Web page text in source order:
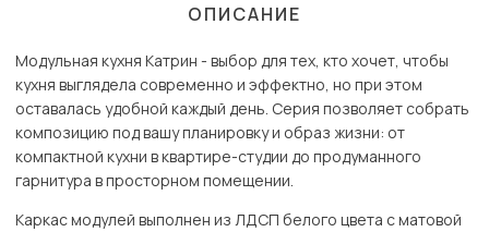
ОПИСАНИЕ
Модульная кухня Катрин - выбор для тех, кто хочет, чтобы
кухня выглядела современно и эффектно, но при этом
оставалась удобной каждый день. Серия позволяет собрать
композицию под вашу планировку и образ жизни: от
компактной кухни в квартире-студии до продуманного
гарнитура в просторном помещении.
Каркас модулей выполнен из ЛДСП белого цвета с матовой